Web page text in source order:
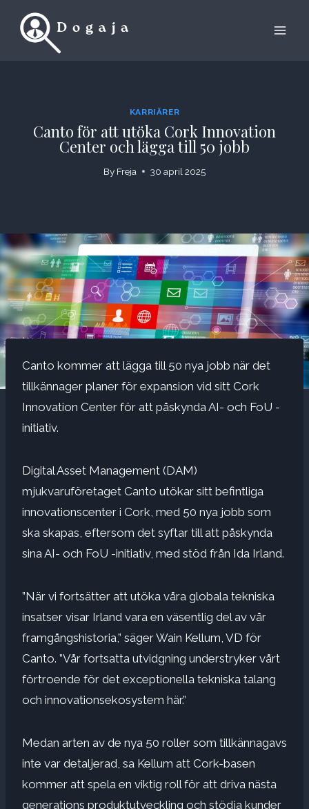
KARRIÄRER
Canto för att utöka Cork Innovation
Center och lägga till 50 jobb
By Freja 30 april 2025
Canto kommer att lägga till 50 nya jobb när det
tillkännager planer för expansion vid sitt Cork
Innovation Center för att påskynda AI- och FoU -
initiativ.
Digital Asset Management (DAM)
mjukvaruföretaget Canto utökar sitt befintliga
innovationscenter i Cork, med 50 nya jobb som
ska skapas, eftersom det syftar till att påskynda
sina AI- och FoU -initiativ, med stöd från Ida Irland.
”När vi fortsätter att utöka våra globala tekniska
insatser visar Irland vara en väsentlig del av vår
framgångshistoria,” säger Wain Kellum, VD för
Canto. ”Vår fortsatta utvidgning understryker vårt
förtroende för det exceptionella tekniska talang
och innovationsekosystem här.”
Medan arten av de nya 50 roller som tillkännagavs
inte var detaljerad, sa Kellum att Cork-basen
kommer att spela en viktig roll för att driva nästa
generations produktutveckling och stödja kunder